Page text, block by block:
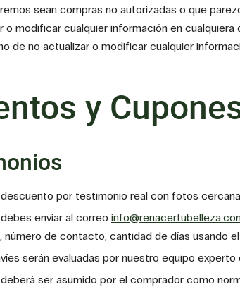
sean compras no autorizadas o que
o modificar cualquier información en
de no actualizar o modificar cualquier
y
descuento por testimonio real con fotos
enviar al correo
número de contacto, cantidad de días usando
serán evaluadas por nuestro equipo experto
deberá ser asumido por el comprador como